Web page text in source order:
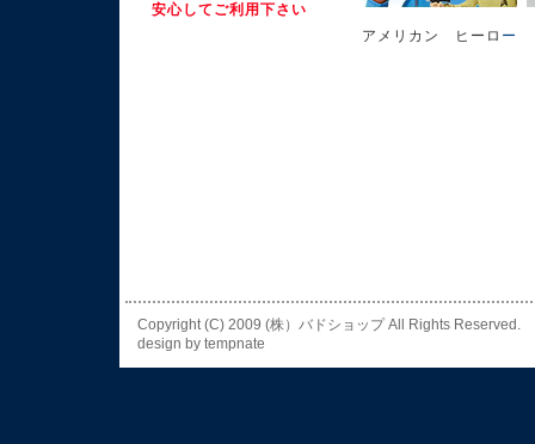
アメリカン ヒーロ ー
安心してご利用下さい
Copyright (C) 2009 (株）バドショップ All Rights Reserved.
design by tempnate